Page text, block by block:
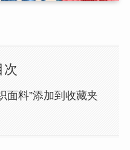
次
面料”添加到收藏夹